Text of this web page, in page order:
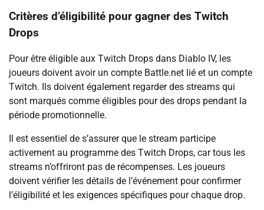
Critères d’éligibilité pour gagner des Twitch
Drops
Pour être éligible aux Twitch Drops dans Diablo IV, les
joueurs doivent avoir un compte Battle.net lié et un compte
Twitch. Ils doivent également regarder des streams qui
sont marqués comme éligibles pour des drops pendant la
période promotionnelle.
Il est essentiel de s’assurer que le stream participe
activement au programme des Twitch Drops, car tous les
streams n’offriront pas de récompenses. Les joueurs
doivent vérifier les détails de l’événement pour confirmer
l’éligibilité et les exigences spécifiques pour chaque drop.